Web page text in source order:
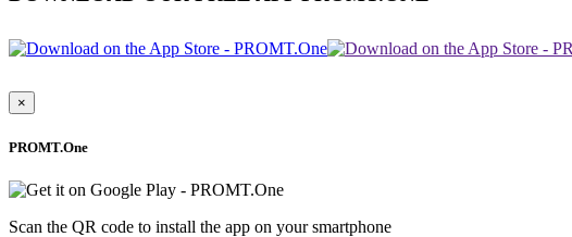
×
PROMT.One
Scan the QR code to install the app on your smartphone